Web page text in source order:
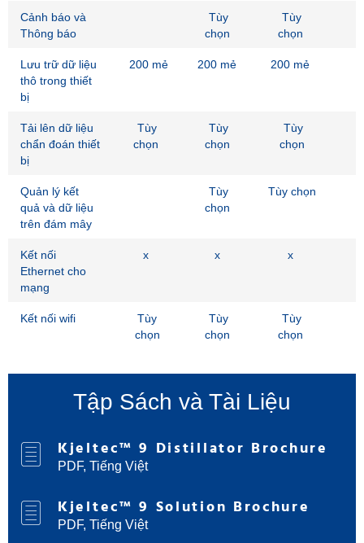
Cảnh báo và
Thông báo
Tùy
chọn
Tùy
chọn
Lưu trữ dữ liệu
thô trong thiết
bị
200 mẻ 200 mẻ 200 mẻ
Tải lên dữ liệu
chẩn đoán thiết
bị
Tùy
chọn
Tùy
chọn
Tùy
chọn
Quản lý kết
quả và dữ liệu
trên đám mây
Tùy
chọn
Tùy chọn
Kết nối
Ethernet cho
mạng
x x x
Kết nối wifi
Tùy
chọn
Tùy
chọn
Tùy
chọn
Tập Sách và Tài Liệu
Kjeltec™ 9 Distillator Brochure
PDF, Tiếng Việt
Kjeltec™ 9 Solution Brochure
PDF, Tiếng Việt